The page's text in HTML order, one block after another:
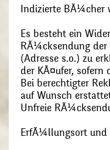
Indizierte BÃ¼cher
Es besteht ein
RÃ¼cksendung der
(Adresse s.o.) zu
der KÃ¤ufer,
Bei berechtigter
auf Wunsch
Unfreie
ErfÃ¼llungsort und